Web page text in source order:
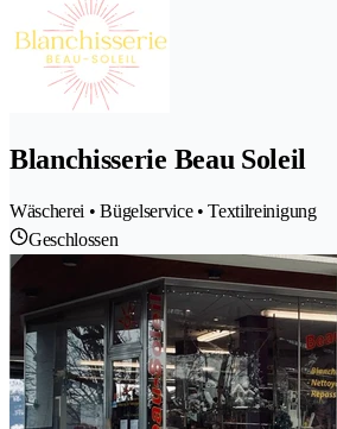
Blanchisserie Beau Soleil
Wäscherei • Bügelservice • Textilreinigung
Geschlossen